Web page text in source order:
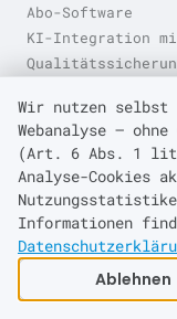
Abo-Software
KI-Integration mit
Falle
Technische
Über krafteq
Startseite
Handwerk &
Mittelstand
Wir nutzen selbst
Webanalyse —
(Art. 6 Abs. 1 lit.
Analyse-Cookies
Informationen
Ablehnen